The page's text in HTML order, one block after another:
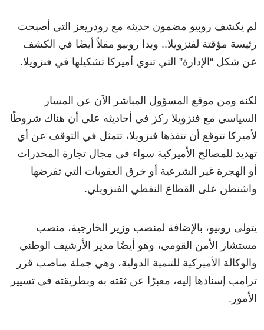
لم يكشف روبيو مضمون حديثه مع رودريغز التي أصبحت
رئيسة مؤقتة لفنزويلا.. وبدا روبيو مقلاً أيضًا في الكشف
عن شكل “الإدارة” التي تنوي أميركا تشكيلها في فنزويلا.
لكنه ومن موقع المسؤول المباشر الآن عن المسار
السياسي مع فنزويلا ركز في أحاديثه على أن هناك شروطًا
لأميركا تتوقع أن تنفذها فنزويلا، تتمثل في التوقف عن أي
تهديد للمصالح الأميركية سواء في مجال تجارة المخدرات
أو الهجرة غير الشرعية أو خرق العقوبات التي تفرضها
واشنطن على القطاع النفطي الفنزويلي.
يتولى روبيو، بالإضافة لمنصب وزير الخارجية، منصب
مستشار الأمن القومي، وهو أيضًا مدير الأرشيف الوطني
والوكالة الأميركية للتنمية الدولية، وهي جملة مناصب قرر
ترامب إسنادها إليه، معبرًا عن ثقته به وبطريقته في تسيير
الأمور.